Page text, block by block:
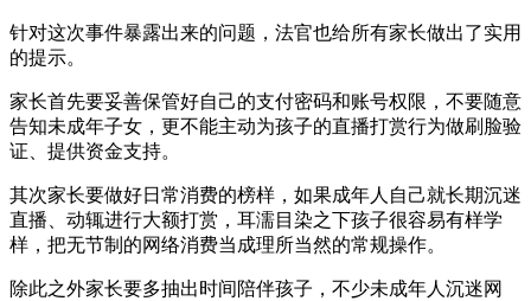
针对这次事件暴露出来的问题，法官也给所有家长做出了实用
的提示。
家长首先要妥善保管好自己的支付密码和账号权限，不要随意
告知未成年子女，更不能主动为孩子的直播打赏行为做刷脸验
证、提供资金支持。
其次家长要做好日常消费的榜样，如果成年人自己就长期沉迷
直播、动辄进行大额打赏，耳濡目染之下孩子很容易有样学
样，把无节制的网络消费当成理所当然的常规操作。
除此之外家长要多抽出时间陪伴孩子，不少未成年人沉迷网